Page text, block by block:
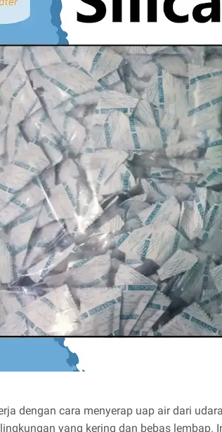
dengan cara menyerap uap air dari
yang kering dan bebas lembap.